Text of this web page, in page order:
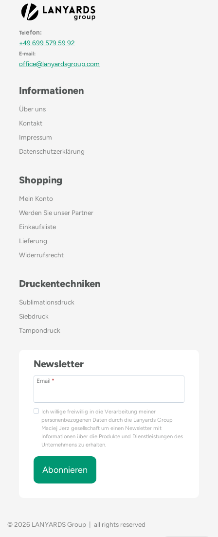
Telefon:
+49 699 579 59 92
E-mail:
office@lanyardsgroup.com
Informationen
Über uns
Kontakt
Impressum
Datenschutzerklärung
Shopping
Mein Konto
Werden Sie unser Partner
Einkaufsliste
Lieferung
Widerrufsrecht
Druckentechniken
Sublimationsdruck
Siebdruck
Tampondruck
Newsletter
Email *
Ich willige freiwillig in die Verarbeitung meiner
personenbezogenen Daten durch die Lanyards Group
Maciej Jerz gesellschaft um einen Newsletter mit
Informationen über die Produkte und Dienstleistungen des
Unternehmens zu erhalten.
Abonnieren
© 2026 LANYARDS Group | all rights reserved